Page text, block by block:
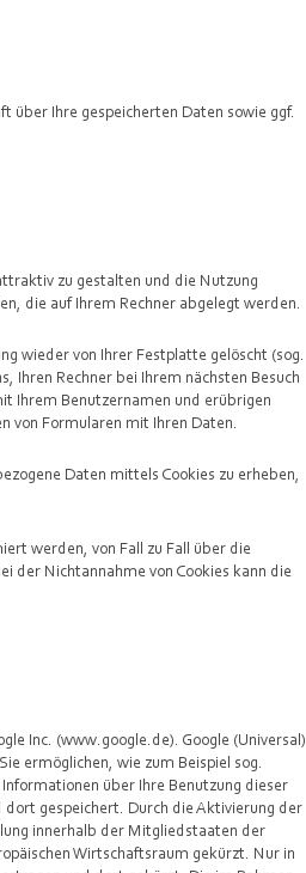
über Ihre gespeicherten Daten sowie ggf.
zu gestalten und die Nutzung
die auf Ihrem Rechner abgelegt werden.
wieder von Ihrer Festplatte gelöscht (sog.
Ihren Rechner bei Ihrem nächsten Besuch
Ihrem Benutzernamen und erübrigen
von Formularen mit Ihren Daten.
Daten mittels Cookies zu erheben,
werden, von Fall zu Fall über die
der Nichtannahme von Cookies kann die
Inc. (www.google.de). Google (Universal)
ermöglichen, wie zum Beispiel sog.
über Ihre Benutzung dieser
dort gespeichert. Durch die Aktivierung der
innerhalb der Mitgliedstaaten der
Wirtschaftsraum gekürzt. Nur in